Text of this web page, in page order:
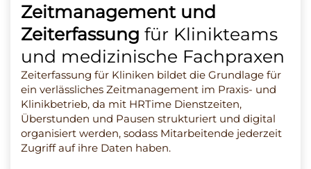
Zeitmanagement und
Zeiterfassung für Klinikteams
und medizinische Fachpraxen
Zeiterfassung für Kliniken bildet die Grundlage für
ein verlässliches Zeitmanagement im Praxis- und
Klinikbetrieb, da mit HRTime Dienstzeiten,
Überstunden und Pausen strukturiert und digital
organisiert werden, sodass Mitarbeitende jederzeit
Zugriff auf ihre Daten haben.